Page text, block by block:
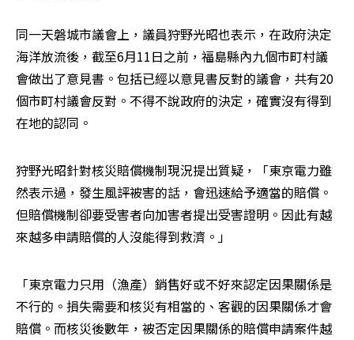
同一天磐城市議會上，議員狩野光昭也表示，在政府決定
海洋放流後，截至6月11日之前，福島縣內九個市町村議
會做出了意見書。包括已經以意見書反對的議會，共有20
個市町村議會反對。不得不說政府的決定，確實沒有得到
在地的認同。
狩野光昭針對核災賠償機制現況提出質疑，「東京電力雖
然表示過，發生風評被害的話，會迅速給予適當的賠償。
但賠償機制卻要受害者向加害者提出受害證明。因此有越
來越多申請賠償的人沒能得到救濟。」
「東京電力只用（漁產）銷售好或不好來認定因果關係是
不行的。損失需要和核災有相當的、客觀的因果關係才會
賠償。而核災後數年，被否定因果關係的賠償申請案件越